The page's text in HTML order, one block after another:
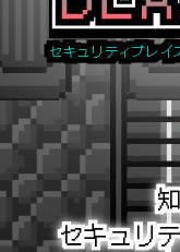
セキュリティブレイ
セキュリ